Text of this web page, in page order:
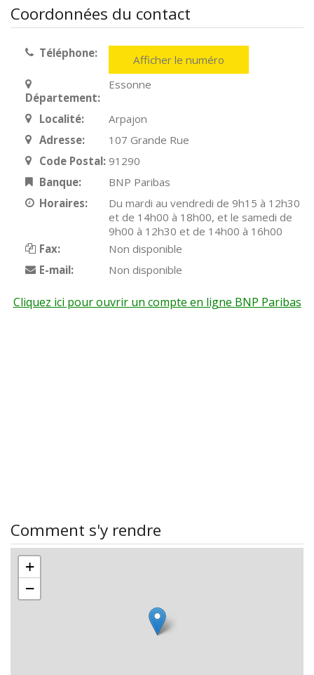
Coordonnées du contact
Téléphone: Afficher le numéro
Département:
Essonne
Localité:
Arpajon
Adresse:
107 Grande Rue
Code Postal: 91290
Banque:
BNP Paribas
Horaires:
Du mardi au vendredi de 9h15 à 12h30
et de 14h00 à 18h00, et le samedi de
9h00 à 12h30 et de 14h00 à 16h00
Fax:
Non disponible
E-mail:
Non disponible
Cliquez ici pour ouvrir un compte en ligne BNP Paribas
Comment s'y rendre
+
−